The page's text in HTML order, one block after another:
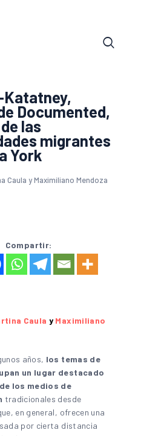
Katatney,
Documented,
las
migrantes
York
Caula y Maximiliano Mendoza
Compartir:
Caula y Maximiliano
años, los temas de
un lugar destacado
los medios de
tradicionales desde
en general, ofrecen una
por cierta distancia